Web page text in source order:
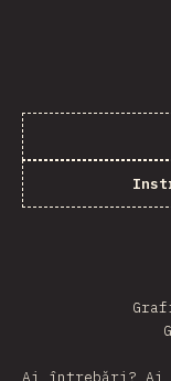
Ai întrebări? Ai